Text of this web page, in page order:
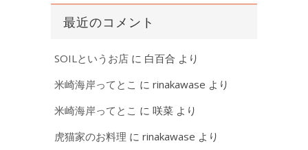
最近のコメント
SOILというお店 に 白百合 より
米崎海岸ってとこ に rinakawase より
米崎海岸ってとこ に 咲菜 より
虎猫家のお料理 に rinakawase より